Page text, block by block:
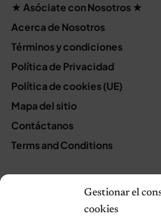
Gestionar el
cookies
★ Asóciate con Nosotros ★
Acerca de Nosotros
Términos y condiciones
Política de Privacidad
Política de cookies (UE)
Mapa del sitio
Contáctanos
Terms and Conditions
Política de